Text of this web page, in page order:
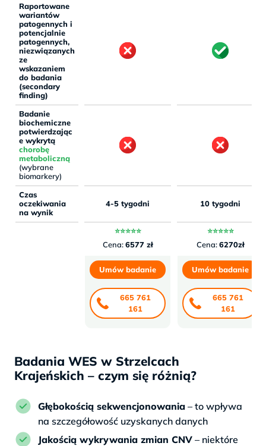
Raportowane
wariantów
patogennych i
potencjalnie
patogennych,
niezwiązanych
ze
wskazaniem
do badania
(secondary
finding)
Badanie
biochemiczne
potwierdzając
e wykrytą
chorobę
metaboliczną
(wybrane
biomarkery)
Czas
oczekiwania
na wynik
4-5 tygodni 10 tygodni
⭐⭐⭐⭐⭐
Cena:6577 zł
⭐⭐⭐⭐⭐
Cena:6270zł
Umów badanie
665 761
161
Umów badanie
665 761
161
Badania WES w Strzelcach
Krajeńskich – czym się różnią?
Głębokością sekwencjonowania – to wpływa
na szczegółowość uzyskanych danych
Jakością wykrywania zmian CNV – niektóre